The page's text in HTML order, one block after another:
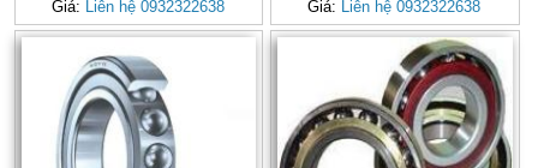
Giá: Liên hệ 0932322638 Giá: Liên hệ 0932322638